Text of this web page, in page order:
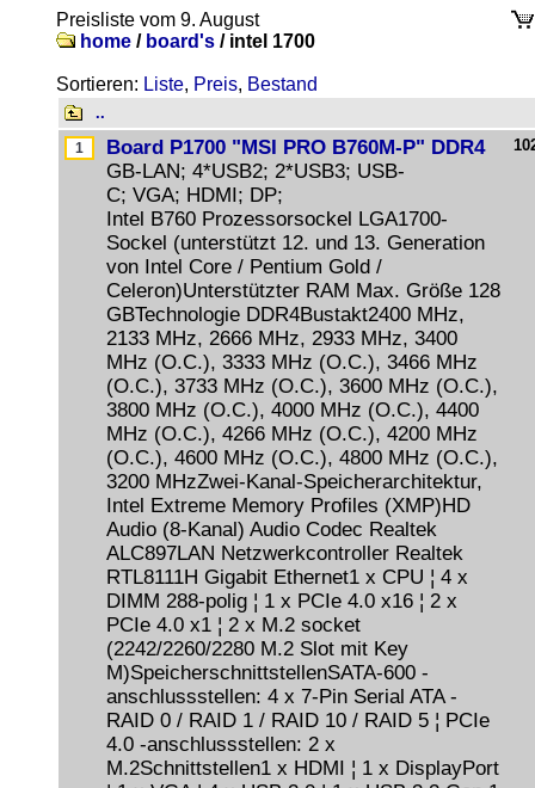
Preisliste vom 9. August
home / board's / intel 1700
Sortieren: Liste, Preis, Bestand
..
Board P1700 "MSI PRO B760M-P" DDR4
GB-LAN; 4*USB2; 2*USB3; USB-
C; VGA; HDMI; DP;
Intel B760 Prozessorsockel LGA1700-
Sockel (unterstützt 12. und 13. Generation
von Intel Core / Pentium Gold /
Celeron)Unterstützter RAM Max. Größe 128
GBTechnologie DDR4Bustakt2400 MHz,
2133 MHz, 2666 MHz, 2933 MHz, 3400
MHz (O.C.), 3333 MHz (O.C.), 3466 MHz
(O.C.), 3733 MHz (O.C.), 3600 MHz (O.C.),
3800 MHz (O.C.), 4000 MHz (O.C.), 4400
MHz (O.C.), 4266 MHz (O.C.), 4200 MHz
(O.C.), 4600 MHz (O.C.), 4800 MHz (O.C.),
3200 MHzZwei-Kanal-Speicherarchitektur,
Intel Extreme Memory Profiles (XMP)HD
Audio (8-Kanal) Audio Codec Realtek
ALC897LAN Netzwerkcontroller Realtek
RTL8111H Gigabit Ethernet1 x CPU ¦ 4 x
DIMM 288-polig ¦ 1 x PCIe 4.0 x16 ¦ 2 x
PCIe 4.0 x1 ¦ 2 x M.2 socket
(2242/2260/2280 M.2 Slot mit Key
M)SpeicherschnittstellenSATA-600 -
anschlussstellen: 4 x 7-Pin Serial ATA -
RAID 0 / RAID 1 / RAID 10 / RAID 5 ¦ PCIe
4.0 -anschlussstellen: 2 x
M.2Schnittstellen1 x HDMI ¦ 1 x DisplayPort